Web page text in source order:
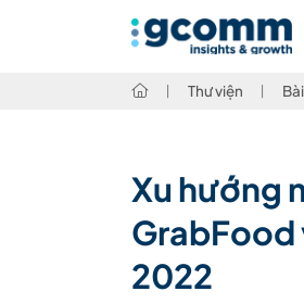
Thư viện
Xu hướng
GrabFood
2022